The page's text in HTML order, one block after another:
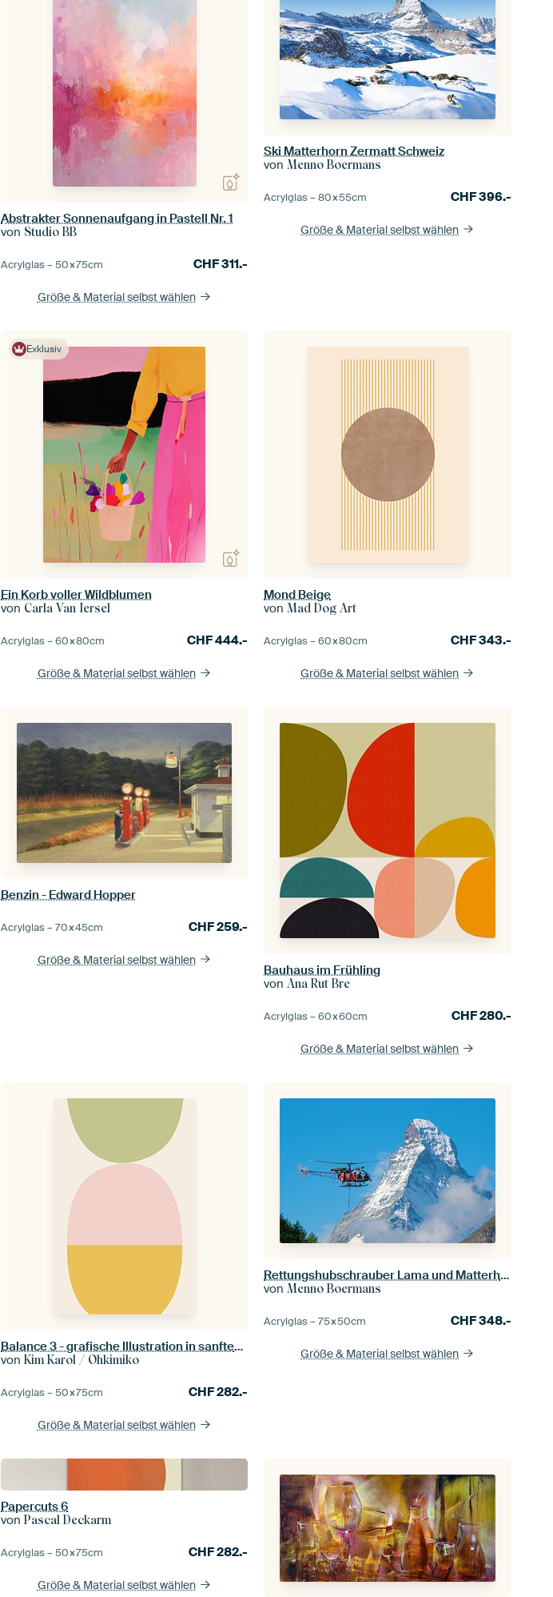
Abstrakter Sonnenaufgang in Pastell Nr. 1
von Studio BB
Acrylglas –50×75cm CHF311.-
Größe & Material selbst wählen
Ski Matterhorn Zermatt Schweiz
vonMenno Boermans
Acrylglas –80×55cm CHF396.-
Größe & Material selbst wählen
Exklusiv
Ein Korb voller Wildblumen
von Carla Van Iersel
Acrylglas –60×80cm CHF444.-
Größe & Material selbst wählen
Mond Beige
vonMad Dog Art
Acrylglas –60×80cm CHF343.-
Größe & Material selbst wählen
Benzin - Edward Hopper
Acrylglas –70×45cm CHF259.-
Größe & Material selbst wählen
Bauhaus im Frühling
vonAna Rut Bre
Acrylglas –60×60cm CHF280.-
Größe & Material selbst wählen
Balance 3 - grafische Illustration in sanften Farben
vonKim Karol / Ohkimiko
Acrylglas –50×75cm CHF282.-
Größe & Material selbst wählen
Rettungshubschrauber Lama und Matterhorn
vonMenno Boermans
Acrylglas –75×50cm CHF348.-
Größe & Material selbst wählen
Papercuts 6
vonPascal Deckarm
Acrylglas –50×75cm CHF282.-
Größe & Material selbst wählen